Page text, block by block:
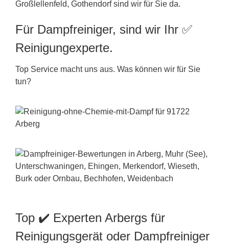
Großlellenfeld, Gothendorf sind wir für Sie da.
Für Dampfreiniger, sind wir Ihr ✅
Reinigungexperte.
Top Service macht uns aus. Was können wir für Sie
tun?
Top ✔️ Experten Arbergs für
Reinigungsgerät oder Dampfreiniger